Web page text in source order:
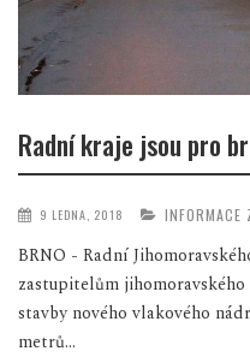
Radní kraje jsou pro
9 LEDNA, 2018 INFORMACE
BRNO - Radní
zastupitelům
stavby nového vlakového
metrů...